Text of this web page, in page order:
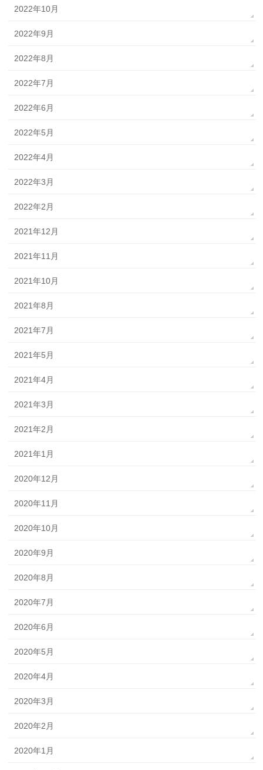
2022年10月
2022年9月
2022年8月
2022年7月
2022年6月
2022年5月
2022年4月
2022年3月
2022年2月
2021年12月
2021年11月
2021年10月
2021年8月
2021年7月
2021年5月
2021年4月
2021年3月
2021年2月
2021年1月
2020年12月
2020年11月
2020年10月
2020年9月
2020年8月
2020年7月
2020年6月
2020年5月
2020年4月
2020年3月
2020年2月
2020年1月